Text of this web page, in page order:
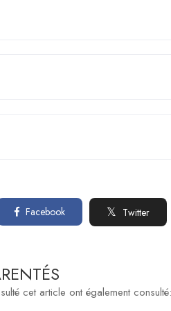
Facebook Twitter
cet article ont également consulté: